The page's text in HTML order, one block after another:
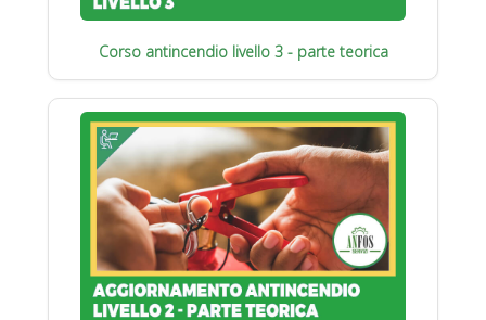
Corso antincendio livello 3 - parte teorica